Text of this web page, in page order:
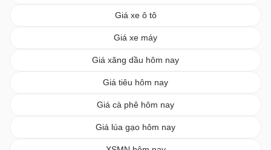
Giá xe ô tô
Giá xe máy
Giá xăng dầu hôm nay
Giá tiêu hôm nay
Giá cà phê hôm nay
Giá lúa gạo hôm nay